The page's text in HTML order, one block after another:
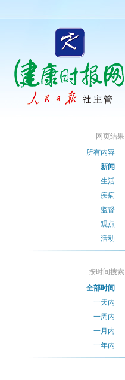
网页结果
所有内容
新闻
生活
疾病
监督
观点
活动
按时间搜索
全部时间
一天内
一周内
一月内
一年内